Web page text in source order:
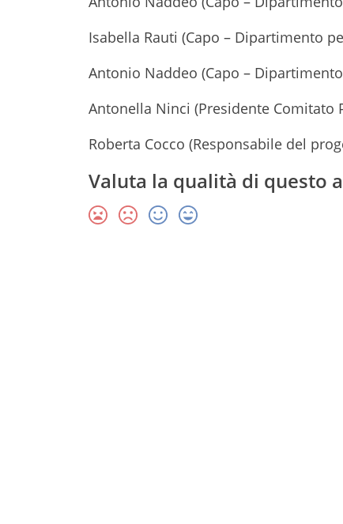
Isabella Rauti (Capo – Dipartimento
Antonio Naddeo (Capo –
Antonella Ninci (Presidente Comitato
Roberta Cocco (Responsabile del
Valuta la qualità di questo